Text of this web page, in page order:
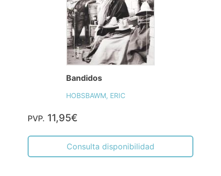
Bandidos
HOBSBAWM, ERIC
PVP. 11,95€
Consulta disponibilidad